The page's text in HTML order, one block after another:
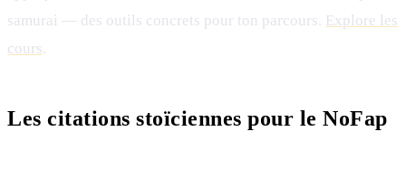
samurai — des outils concrets pour ton parcours. Explore les
cours.
Les citations stoïciennes pour le NoFap